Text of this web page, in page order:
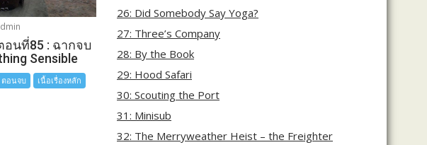
อนที่85 : ฉากจบ
Sensible
ตอนจบ เนื้อเรื่องหลัก
26: Did Somebody Say Yoga?
27: Three’s Company
28: By the Book
29: Hood Safari
30: Scouting the Port
31: Minisub
32: The Merryweather Heist – the Freighter